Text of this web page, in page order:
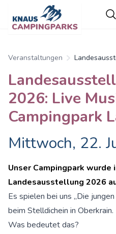
Veranstaltungen
2026: Live
Campingpark
Mittwoch, 22.
Unser Campingpark wurde
Landesausstellung 2026
Es spielen bei uns „Die
beim Stelldichein in Oberkrain.
Was bedeutet das?